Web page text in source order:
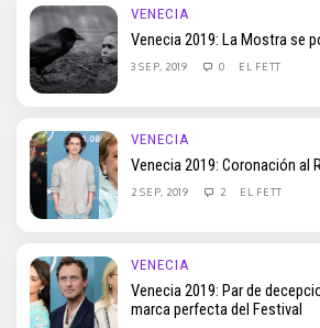
VENECIA
Venecia 2019: La Mostra se
3 SEP, 2019 0 EL FETT
VENECIA
Venecia 2019: Coronación al
2 SEP, 2019 2 EL FETT
VENECIA
Venecia 2019: Par de
marca perfecta del Festival